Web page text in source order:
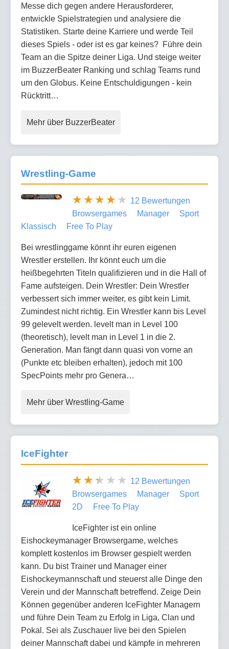
Messe dich gegen andere Herausforderer,
entwickle Spielstrategien und analysiere die
Statistiken. Starte deine Karriere und werde Teil
dieses Spiels - oder ist es gar keines? Führe dein
Team an die Spitze deiner Liga. Und steige weiter
im BuzzerBeater Ranking und schlag Teams rund
um den Globus. Keine Entschuldigungen - kein
Rücktritt…
Mehr über BuzzerBeater
Wrestling-Game
12 Bewertungen
Browsergames
Manager
Sport
Klassisch
Free To Play
Bei wrestlinggame könnt ihr euren eigenen
Wrestler erstellen. Ihr könnt euch um die
heißbegehrten Titeln qualifizieren und in die Hall of
Fame aufsteigen. Dein Wrestler: Dein Wrestler
verbessert sich immer weiter, es gibt kein Limit.
Zumindest nicht richtig. Ein Wrestler kann bis Level
99 gelevelt werden. levelt man in Level 100
(theoretisch), levelt man in Level 1 in die 2.
Generation. Man fängt dann quasi von vorne an
(Punkte etc bleiben erhalten), jedoch mit 100
SpecPoints mehr pro Genera…
Mehr über Wrestling-Game
IceFighter
12 Bewertungen
Browsergames
Manager
Sport
2D
Free To Play
IceFighter ist ein online
Eishockeymanager Browsergame, welches
komplett kostenlos im Browser gespielt werden
kann. Du bist Trainer und Manager einer
Eishockeymannschaft und steuerst alle Dinge den
Verein und der Mannschaft betreffend. Zeige Dein
Können gegenüber anderen IceFighter Managern
und führe Dein Team zu Erfolg in Liga, Clan und
Pokal. Sei als Zuschauer live bei den Spielen
deiner Mannschaft dabei und kämpfe in mehreren